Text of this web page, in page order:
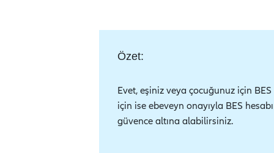
Özet:
Evet, eşiniz veya çocuğunuz için
için ise ebeveyn onayıyla BES
güvence altına alabilirsiniz.